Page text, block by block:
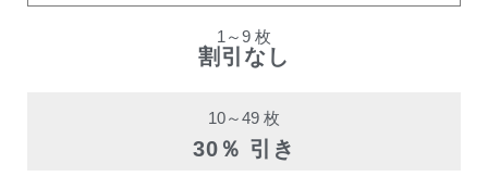
1～9 枚
割引なし
10～49 枚
30％ 引き